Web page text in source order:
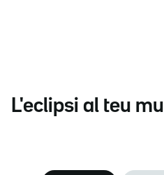
L'eclipsi al teu